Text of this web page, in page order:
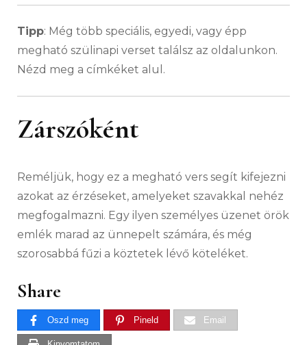
Tipp: Még több speciális, egyedi, vagy épp
megható szülinapi verset találsz az oldalunkon.
Nézd meg a címkéket alul.
Zárszóként
Reméljük, hogy ez a megható vers segít kifejezni
azokat az érzéseket, amelyeket szavakkal nehéz
megfogalmazni. Egy ilyen személyes üzenet örök
emlék marad az ünnepelt számára, és még
szorosabbá fűzi a köztetek lévő köteléket.
Share
Oszd meg Pineld Email